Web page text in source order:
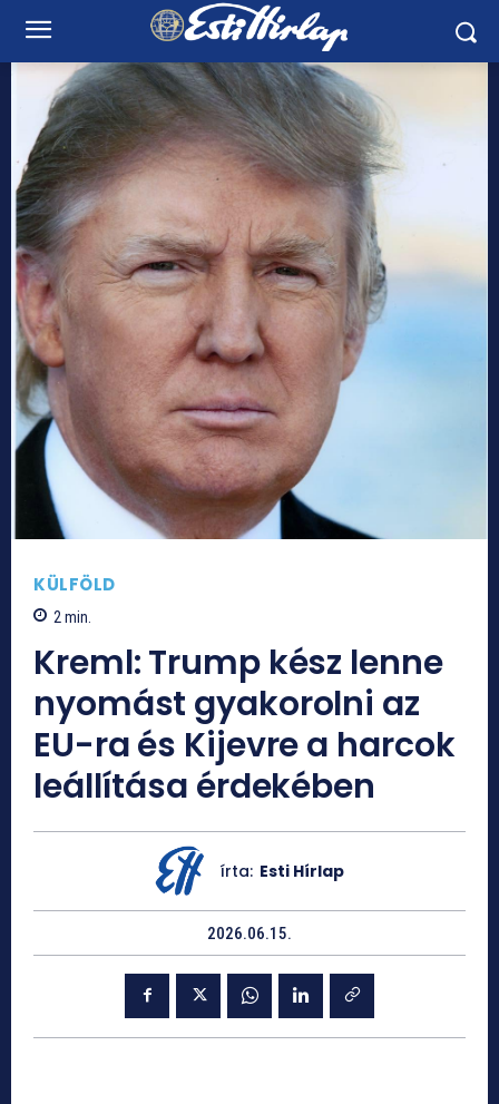
KÜLFÖLD
2 min.
Kreml: Trump kész lenne
nyomást gyakorolni az
EU-ra és Kijevre a harcok
leállítása érdekében
írta: Esti Hírlap
2026.06.15.